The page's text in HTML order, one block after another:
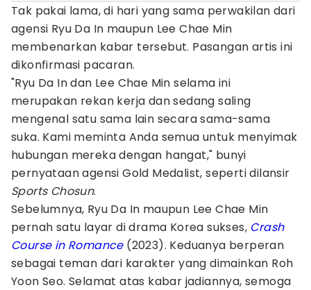
Tak pakai lama, di hari yang sama perwakilan dari
agensi Ryu Da In maupun Lee Chae Min
membenarkan kabar tersebut. Pasangan artis ini
dikonfirmasi pacaran.
"Ryu Da In dan Lee Chae Min selama ini
merupakan rekan kerja dan sedang saling
mengenal satu sama lain secara sama-sama
suka. Kami meminta Anda semua untuk menyimak
hubungan mereka dengan hangat," bunyi
pernyataan agensi Gold Medalist, seperti dilansir
Sports Chosun.
Sebelumnya, Ryu Da In maupun Lee Chae Min
pernah satu layar di drama Korea sukses, Crash
Course in Romance(2023). Keduanya berperan
sebagai teman dari karakter yang dimainkan Roh
Yoon Seo. Selamat atas kabar jadiannya, semoga